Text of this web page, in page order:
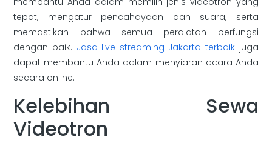
tepat, mengatur pencahayaan dan suara, serta
memastikan bahwa semua peralatan berfungsi
dengan baik. Jasa live streaming Jakarta terbaik juga
dapat membantu Anda dalam menyiaran acara Anda
secara online.
Kelebihan Sewa
Videotron